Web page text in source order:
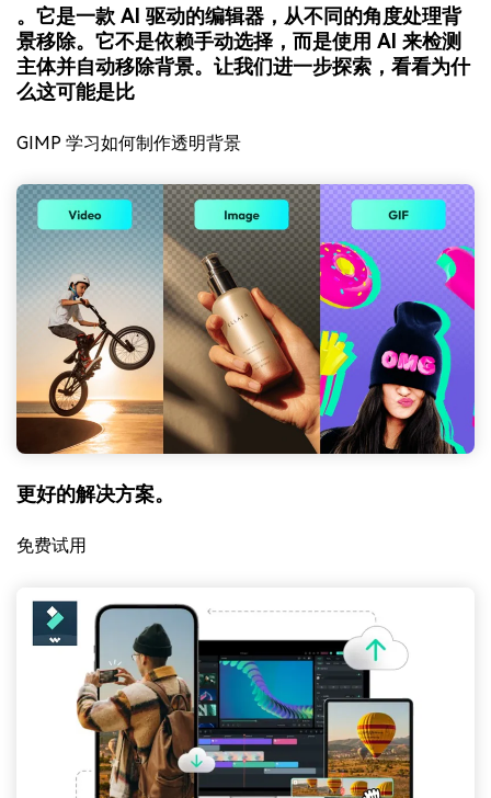
。它是一款 AI 驱动的编辑器，从不同的角度处理背
景移除。它不是依赖手动选择，而是使用 AI 来检测
主体并自动移除背景。让我们进一步探索，看看为什
么这可能是比
GIMP 学习如何制作透明背景
更好的解决方案。
免费试用